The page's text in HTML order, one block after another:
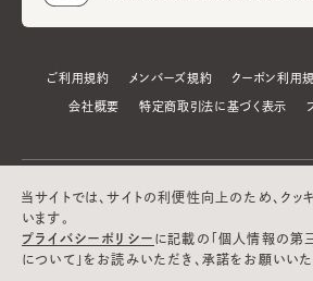
ご利用規約 メンバーズ規約 クーポン利用
会社概要 特定商取引法に基づく表示
当サイトでは、サイトの利便性向上のため、ク
います。
プライバシーポリシー に記載の「個人情報の第
について」をお読みいただき、承諾をお願いいた